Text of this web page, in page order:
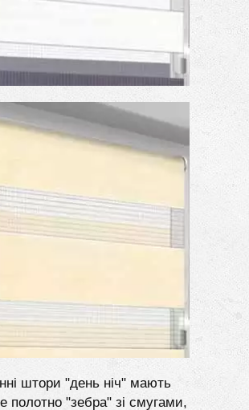
штори "день ніч" мають
полотно "зебра" зі смугами,